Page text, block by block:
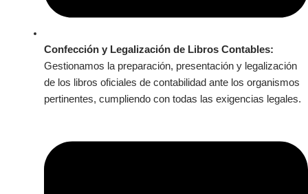
Confección y Legalización de Libros Contables:
Gestionamos la preparación, presentación y legalización
de los libros oficiales de contabilidad ante los organismos
pertinentes, cumpliendo con todas las exigencias legales.